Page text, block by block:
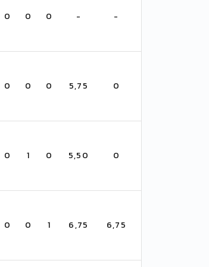
0 0 0 - -
0 0 0 5,75 0
0 1 0 5,50 0
0 0 1 6,75 6,75